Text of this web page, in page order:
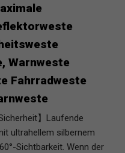
Warnweste
Fahrradweste
】Laufende
ultrahellem silbernem
Sichtbarkeit. Wenn der